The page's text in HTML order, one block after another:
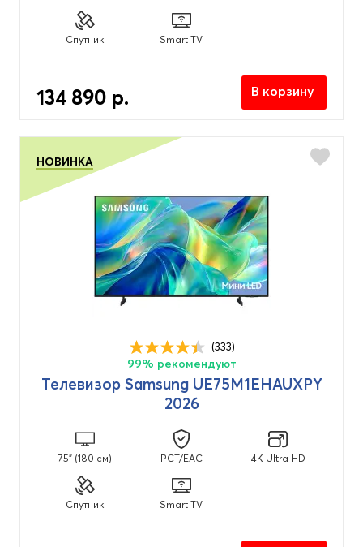
Спутник Smart TV
134 890 р. В корзину
НОВИНКА
(333)
99% рекомендуют
Телевизор Samsung UE75M1EHAUXPY
2026
75" (180 см) PCT/EAC 4K Ultra HD
Спутник Smart TV